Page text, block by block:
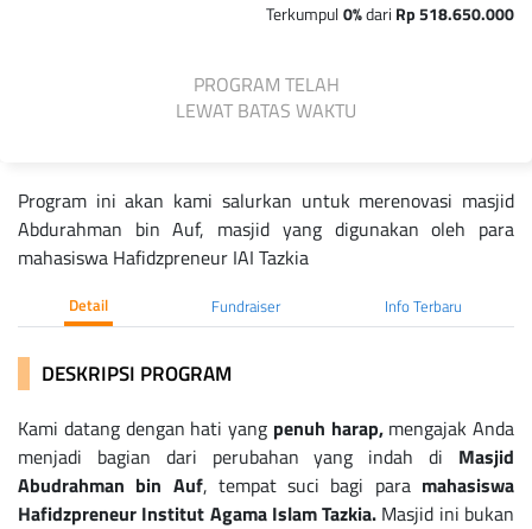
Terkumpul0%dari Rp 518.650.000
PROGRAM TELAH
LEWAT BATAS WAKTU
Program ini akan kami salurkan untuk merenovasi masjid
Abdurahman bin Auf, masjid yang digunakan oleh para
mahasiswa Hafidzpreneur IAI Tazkia
Detail Fundraiser Info Terbaru
DESKRIPSI PROGRAM
Kami datang dengan hati yang penuh harap,mengajak Anda
menjadi bagian dari perubahan yang indah di Masjid
Abudrahman bin Auf, tempat suci bagi para mahasiswa
Hafidzpreneur Institut Agama Islam Tazkia. Masjid ini bukan